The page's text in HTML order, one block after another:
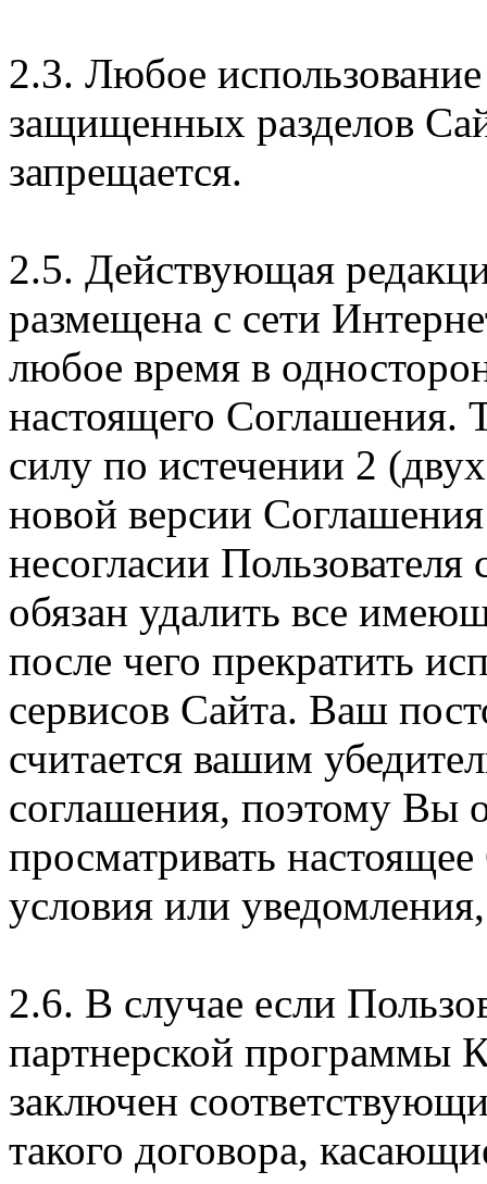
2.3. Любое
защищенных разделов
запрещается.
2.5. Действующая
размещена с сети
любое время в
настоящего Соглашения.
силу по истечении 2
новой версии
несогласии
обязан удалить все
после чего прекратить
сервисов Сайта. Ваш
считается вашим
соглашения, поэтому Вы
просматривать
условия или
2.6. В случае если
партнерской программы
заключен
такого договора,